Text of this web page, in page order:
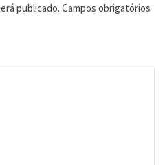
publicado. Campos obrigatórios